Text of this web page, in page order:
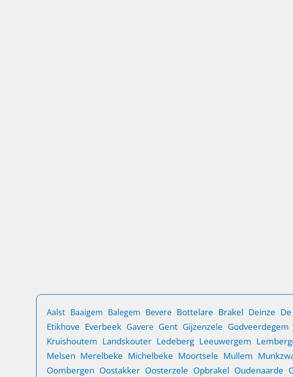
Aalst Baaigem Balegem Bevere Bottelare Brakel Deinze
Etikhove Everbeek Gavere Gent Gijzenzele Godveerdegem
Kruishoutem Landskouter Ledeberg Leeuwergem
Melsen Merelbeke Michelbeke Moortsele Mullem
Oombergen Oostakker Oosterzele Opbrakel Oudenaarde